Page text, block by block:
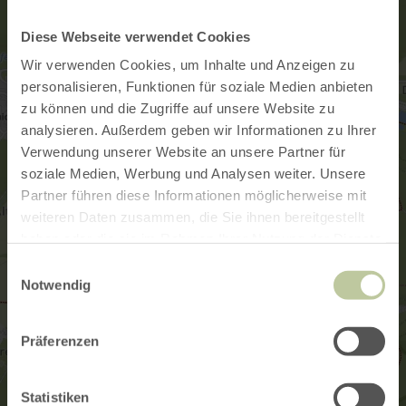
Diese Webseite verwendet Cookies
Wir verwenden Cookies, um Inhalte und Anzeigen zu
personalisieren, Funktionen für soziale Medien anbieten
zu können und die Zugriffe auf unsere Website zu
analysieren. Außerdem geben wir Informationen zu Ihrer
Verwendung unserer Website an unsere Partner für
soziale Medien, Werbung und Analysen weiter. Unsere
Partner führen diese Informationen möglicherweise mit
weiteren Daten zusammen, die Sie ihnen bereitgestellt
Notwendig
Präferenzen
Statistiken